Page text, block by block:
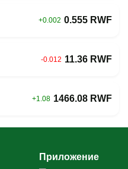
+0.002 0.555 RWF
-0.012 11.36 RWF
+1.08 1466.08 RWF
Приложение